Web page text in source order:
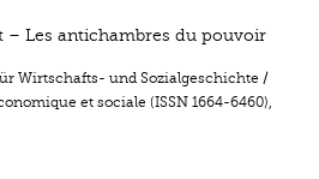
– Les antichambres du pouvoir
Wirtschafts- und Sozialgeschichte /
et sociale (ISSN 1664-6460),